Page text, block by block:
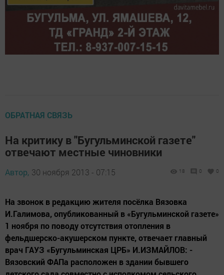
ОБРАТНАЯ СВЯЗЬ
На критику в "Бугульминской газете"
отвечают местные чиновники
Автор, 30 ноября 2013 - 07:15 18 0 0
На звонок в редакцию жителя посёлка Вязовка
И.Галимова, опубликованный в «Бугульминской газете»
1 ноября по поводу отсутствия отопления в
фельдшерско-акушерском пункте, отвечает главный
врач ГАУЗ «Бугульминская ЦРБ» И.ИЗМАЙЛОВ: -
Вязовский ФАПа расположен в здании бывшего